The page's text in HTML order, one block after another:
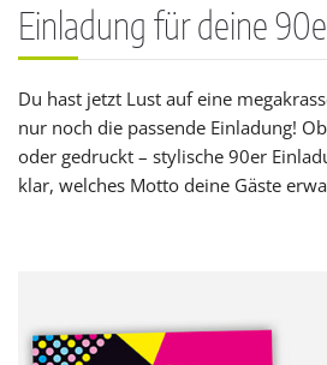
Einladung für deine
Du hast jetzt Lust auf eine
nur noch die passende Einladung!
oder gedruckt – stylische 90er
klar, welches Motto deine Gäste